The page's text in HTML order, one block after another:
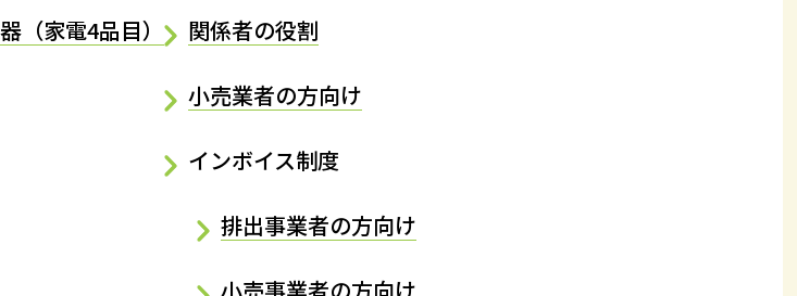
（家電4品目） 関係者の役割
小売業者の方向け
インボイス制度
排出事業者の方向け